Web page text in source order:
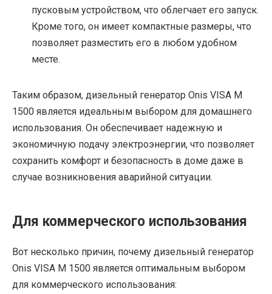
пусковым устройством, что облегчает его запуск.
Кроме того, он имеет компактные размеры, что
позволяет разместить его в любом удобном
месте.
Таким образом, дизельный генератор Onis VISA M
1500 является идеальным выбором для домашнего
использования. Он обеспечивает надежную и
экономичную подачу электроэнергии, что позволяет
сохранить комфорт и безопасность в доме даже в
случае возникновения аварийной ситуации.
Для коммерческого использования
Вот несколько причин, почему дизельный генератор
Onis VISA M 1500 является оптимальным выбором
для коммерческого использования: